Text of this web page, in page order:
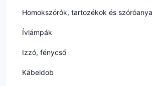
Homokszórók, tartozékok és
Ívlámpák
Izzó, fénycső
Kábeldob